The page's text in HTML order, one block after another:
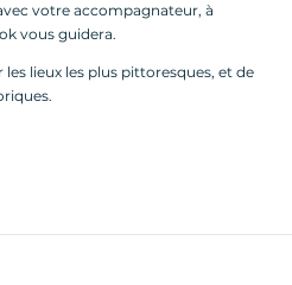
votre accompagnateur, à
vous guidera.
lieux les plus pittoresques, et de